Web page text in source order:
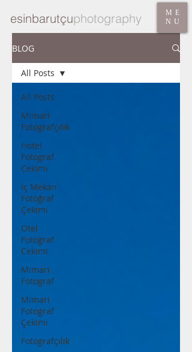
esinbarutçuphotography
ME
NU
BLOG
All Posts
Mimari
Fotografçılık
Hotel
Fotograf
Cekimi
İç Mekan
Fotoğraf
Çekimi
Otel
Fotograf
Cekimi
Mimari
Fotograf
Mimari
Fotograf
Çekimi
Fotografçılık
All Posts